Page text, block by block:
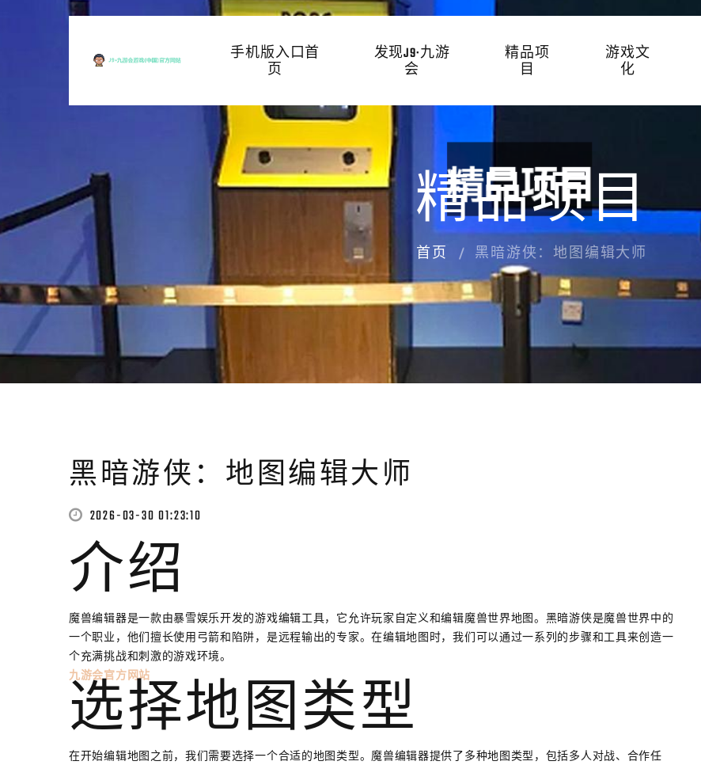
手机版入口首
页
发现J9·九游
会
精品项
目
游戏文
化
精品项目
首页 黑暗游侠：地图编辑大师
黑暗游侠：地图编辑大师
2026-03-30 01:23:10
介绍
魔兽编辑器是一款由暴雪娱乐开发的游戏编辑工具，它允许玩家自定义和编辑魔兽世界地图。黑暗游侠是魔兽世界中的
一个职业，他们擅长使用弓箭和陷阱，是远程输出的专家。在编辑地图时，我们可以通过一系列的步骤和工具来创造一
个充满挑战和刺激的游戏环境。
九游会官方网站
选择地图类型
在开始编辑地图之前，我们需要选择一个合适的地图类型。魔兽编辑器提供了多种地图类型，包括多人对战、合作任